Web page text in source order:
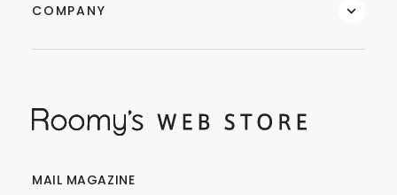
COMPANY
MAIL MAGAZINE